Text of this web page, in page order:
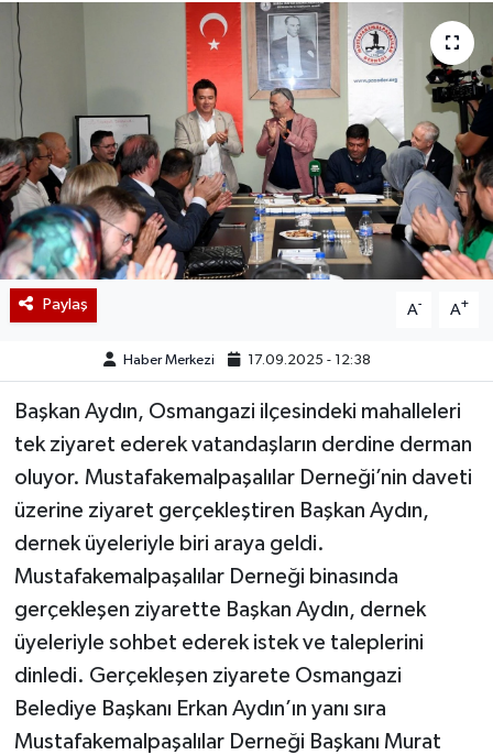
Paylaş A- A+
Haber Merkezi 17.09.2025 - 12:38
Başkan Aydın, Osmangazi ilçesindeki mahalleleri
tek ziyaret ederek vatandaşların derdine derman
oluyor. Mustafakemalpaşalılar Derneği’nin daveti
üzerine ziyaret gerçekleştiren Başkan Aydın,
dernek üyeleriyle biri araya geldi.
Mustafakemalpaşalılar Derneği binasında
gerçekleşen ziyarette Başkan Aydın, dernek
üyeleriyle sohbet ederek istek ve taleplerini
dinledi. Gerçekleşen ziyarete Osmangazi
Belediye Başkanı Erkan Aydın’ın yanı sıra
Mustafakemalpaşalılar Derneği Başkanı Murat